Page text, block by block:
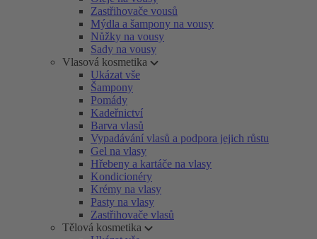
Zastřihovače vousů
Mýdla a šampony na vousy
Nůžky na vousy
Sady na vousy
Vlasová kosmetika
Ukázat vše
Šampony
Pomády
Kadeřnictví
Barva vlasů
Vypadávání vlasů a podpora jejich růstu
Gel na vlasy
Hřebeny a kartáče na vlasy
Kondicionéry
Krémy na vlasy
Pasty na vlasy
Zastřihovače vlasů
Tělová kosmetika